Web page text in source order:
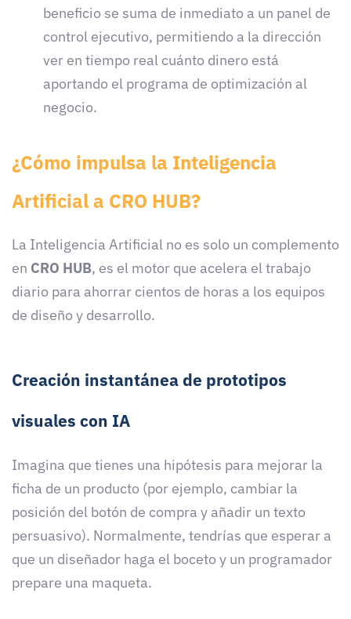
beneficio se suma de inmediato a un panel de
control ejecutivo, permitiendo a la dirección
ver en tiempo real cuánto dinero está
aportando el programa de optimización al
negocio.
¿Cómo impulsa la Inteligencia
Artificial a CRO HUB?
La Inteligencia Artificial no es solo un complemento
en CRO HUB, es el motor que acelera el trabajo
diario para ahorrar cientos de horas a los equipos
de diseño y desarrollo.
Creación instantánea de prototipos
visuales con IA
Imagina que tienes una hipótesis para mejorar la
ficha de un producto (por ejemplo, cambiar la
posición del botón de compra y añadir un texto
persuasivo). Normalmente, tendrías que esperar a
que un diseñador haga el boceto y un programador
prepare una maqueta.